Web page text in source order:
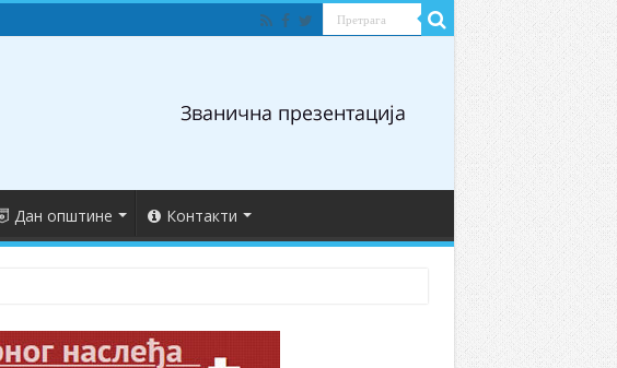
Дан општине Контакти